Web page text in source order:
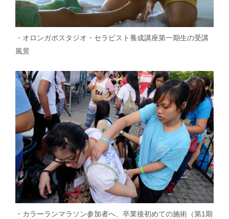
・オロンガポスタジオ・セラピスト養成講座第一期生の受講
風景
・カラーランマラソン参加者へ、卒業後初めての施術（第1期